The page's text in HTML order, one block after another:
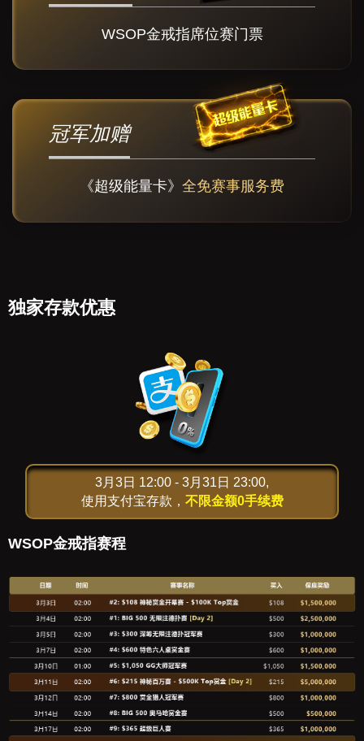
WSOP金戒指席位赛门票
冠军加赠
《超级能量卡》 全免赛事服务费
独家存款优惠
3月3日 12:00 - 3月31日 23:00,
使用支付宝存款， 不限金额0手续费
WSOP金戒指赛程